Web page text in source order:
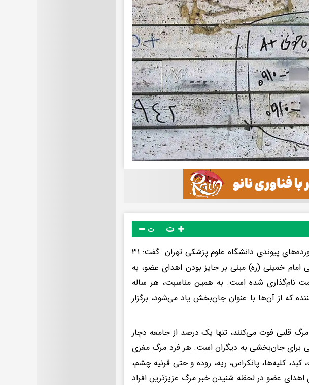
ت
سید ایمان سیحون رئیس مرکز تحقیقات و بانک فراورده‌های پیوندی دانشگاه علوم پزشکی تهران گفت: ۳۱
امام خمینی (ره) مبنی بر جایز بودن اهدای عضو، به
نام‌گذاری شده است. به همین مناسبت، هر ساله
که از آن‌ها با عنوان جان‌بخش یاد می‌شود، برگزار
۹۹ درصد افراد بر اثر مرگ قلبی فوت می‌کنند، تنها یک درصد از جامعه دچار
برای جان‌بخشی به دیگران است. هر فرد مرگ مغزی
کلیه‌ها، پانکراس، ریه، روده و حتی قرنیه چشم،
اهدای عضو در لحظه شنیدن خبر مرگ عزیزترین افراد